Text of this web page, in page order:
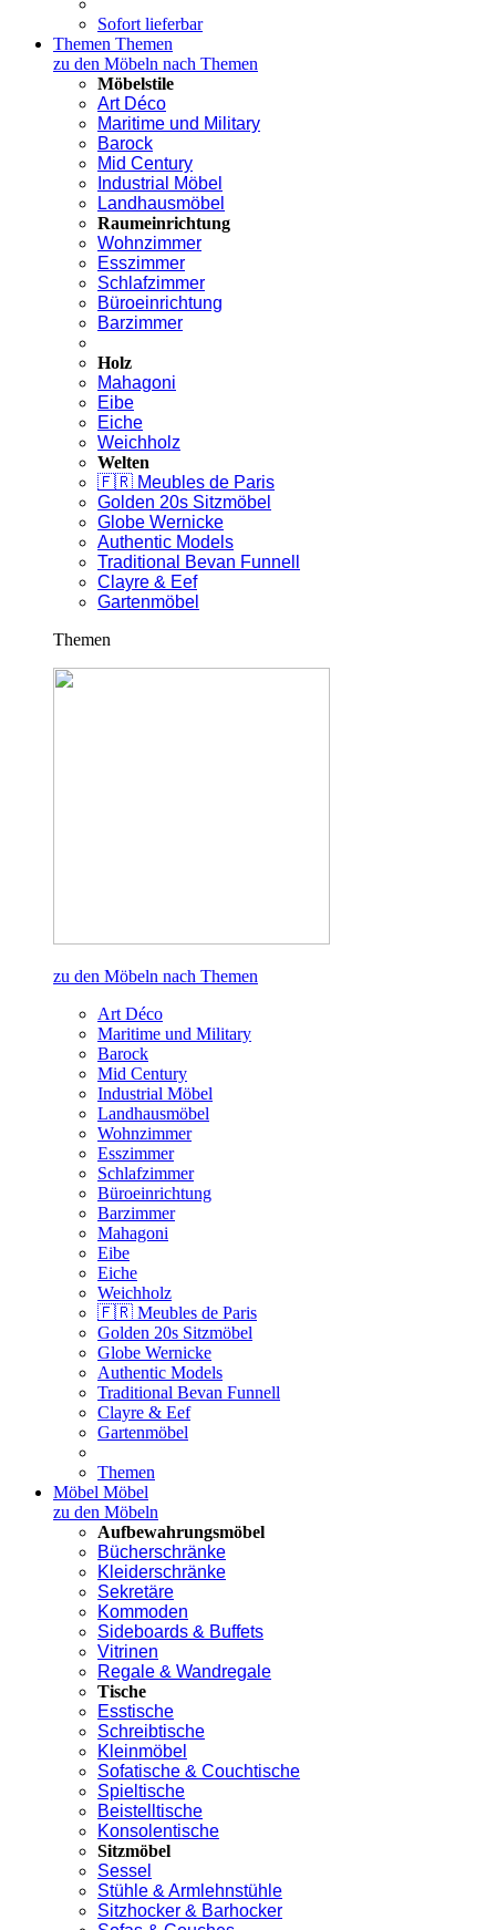
Sofort lieferbar
Themen Themen
zu den Möbeln nach Themen
Möbelstile
Art Déco
Maritime und Military
Barock
Mid Century
Industrial Möbel
Landhausmöbel
Raumeinrichtung
Wohnzimmer
Esszimmer
Schlafzimmer
Büroeinrichtung
Barzimmer
Holz
Mahagoni
Eibe
Eiche
Weichholz
Welten
🇫🇷 Meubles de Paris
Golden 20s Sitzmöbel
Globe Wernicke
Authentic Models
Traditional Bevan Funnell
Clayre & Eef
Gartenmöbel
Themen
zu den Möbeln nach Themen
Art Déco
Maritime und Military
Barock
Mid Century
Industrial Möbel
Landhausmöbel
Wohnzimmer
Esszimmer
Schlafzimmer
Büroeinrichtung
Barzimmer
Mahagoni
Eibe
Eiche
Weichholz
🇫🇷 Meubles de Paris
Golden 20s Sitzmöbel
Globe Wernicke
Authentic Models
Traditional Bevan Funnell
Clayre & Eef
Gartenmöbel
Themen
Möbel Möbel
zu den Möbeln
Aufbewahrungsmöbel
Bücherschränke
Kleiderschränke
Sekretäre
Kommoden
Sideboards & Buffets
Vitrinen
Regale & Wandregale
Tische
Esstische
Schreibtische
Kleinmöbel
Sofatische & Couchtische
Spieltische
Beistelltische
Konsolentische
Sitzmöbel
Sessel
Stühle & Armlehnstühle
Sitzhocker & Barhocker